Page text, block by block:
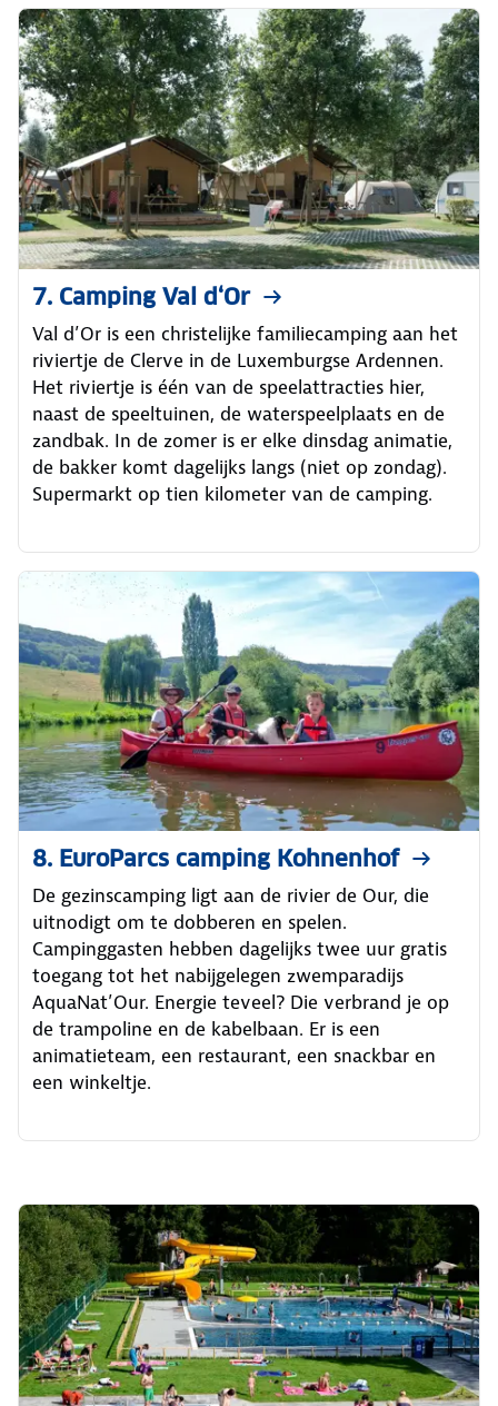
7. Camping Val d‘Or
Val d’Or is een christelijke familiecamping aan het
riviertje de Clerve in de Luxemburgse Ardennen.
Het riviertje is één van de speelattracties hier,
naast de speeltuinen, de waterspeelplaats en de
zandbak. In de zomer is er elke dinsdag animatie,
de bakker komt dagelijks langs (niet op zondag).
Supermarkt op tien kilometer van de camping.
8. EuroParcs camping Kohnenhof
De gezinscamping ligt aan de rivier de Our, die
uitnodigt om te dobberen en spelen.
Campinggasten hebben dagelijks twee uur gratis
toegang tot het nabijgelegen zwemparadijs
AquaNat’Our. Energie teveel? Die verbrand je op
de trampoline en de kabelbaan. Er is een
animatieteam, een restaurant, een snackbar en
een winkeltje.